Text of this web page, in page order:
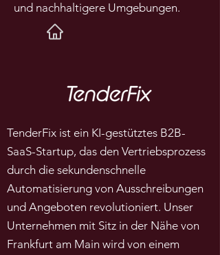
und nachhaltigere Umgebungen.
TenderFix ist ein KI-gestütztes B2B-
SaaS-Startup, das den Vertriebsprozess
durch die sekundenschnelle
Automatisierung von Ausschreibungen
und Angeboten revolutioniert. Unser
Unternehmen mit Sitz in der Nähe von
Frankfurt am Main wird von einem